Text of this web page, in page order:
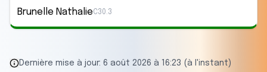
Brunelle NathalieC30.3
Dernière mise à jour: 6 août 2026 à 16:23 (à l'instant)